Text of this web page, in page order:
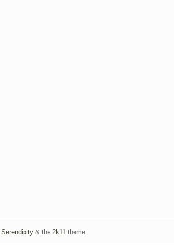
Serendipity& the 2k11theme.